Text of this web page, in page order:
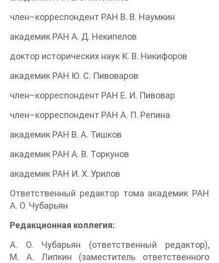
член–корреспондент РАН В. В. Наумкин
академик РАН А. Д. Некипелов
доктор исторических наук К. В. Никифоров
академик РАН Ю. С. Пивоваров
член–корреспондент РАН Е. И. Пивовар
член–корреспондент РАН А. П. Репина
академик РАН В. А. Тишков
академик РАН А. В. Торкунов
академик РАН И. Х. Урилов
Ответственный редактор тома академик РАН
А. О. Чубарьян
Редакционная коллегия:
А. О. Чубарьян (ответственный редактор),
М. А. Липкин (заместитель ответственного